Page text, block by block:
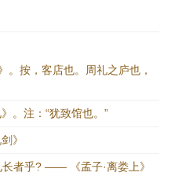
按，客店也。周礼之庐也，
。注：“犹致馆也。”
》
者乎? —— 《孟子·离娄上》